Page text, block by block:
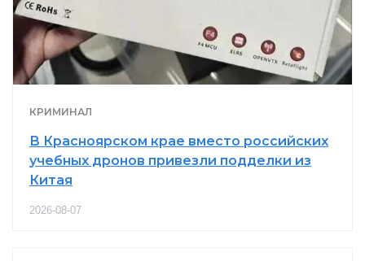
КРИМИНАЛ
В Красноярском крае вместо российских
учебных дронов привезли подделки из
Китая
2026-08-07